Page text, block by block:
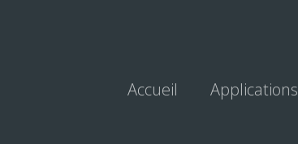
Accueil Applications